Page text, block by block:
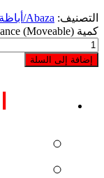
التصنيف: Abaza/أباظة
كمية Oud Abaza Advance (Moveable)
إضافة إلى السلة